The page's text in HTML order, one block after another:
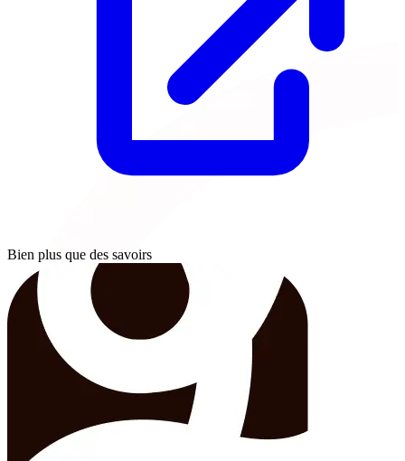
Bien plus que des savoirs